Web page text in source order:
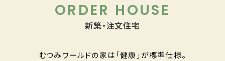
ORDER HOUSE
新築・注文住宅
むつみワールドの家は「健康」が標準仕様。